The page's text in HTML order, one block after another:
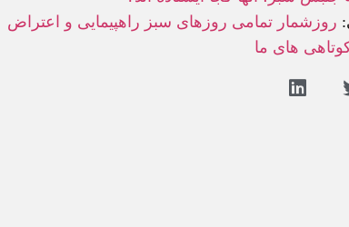
روزشمار تمامی روزهای سبز راهپیمایی و اعتراض
های ما